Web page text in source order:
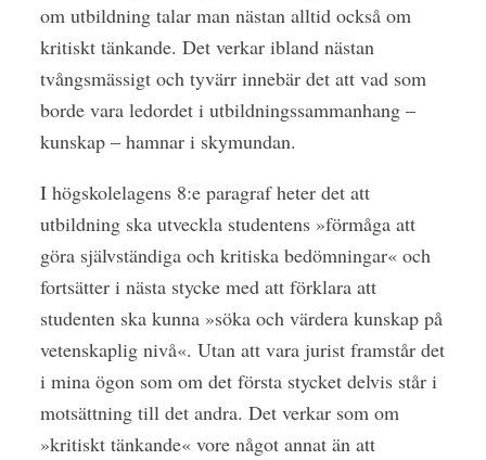
om utbildning talar man nästan alltid också om
kritiskt tänkande. Det verkar ibland nästan
tvångsmässigt och tyvärr innebär det att vad som
borde vara ledordet i utbildningssammanhang –
kunskap – hamnar i skymundan.
I högskolelagens 8:e paragraf heter det att
utbildning ska utveckla studentens »förmåga att
göra självständiga och kritiska bedömningar« och
fortsätter i nästa stycke med att förklara att
studenten ska kunna »söka och värdera kunskap på
vetenskaplig nivå«. Utan att vara jurist framstår det
i mina ögon som om det första stycket delvis står i
motsättning till det andra. Det verkar som om
»kritiskt tänkande« vore något annat än att